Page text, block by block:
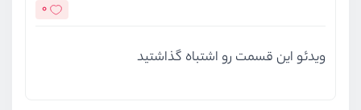
0
ویدئو این قسمت رو اشتباه گذاشتید